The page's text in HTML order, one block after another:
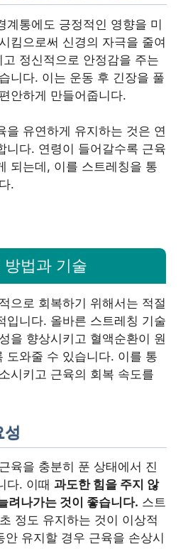
계통에도 긍정적인 영향을 미
킴으로써 신경의 자극을 줄여
정신적으로 안정감을 주는
니다. 이는 운동 후 긴장을 풀
안하게 만들어줍니다.
을 유연하게 유지하는 것은 연
니다. 연령이 들어갈수록 근육
되는데, 이를 스트레칭을 통
.
방법과 기술
으로 회복하기 위해서는 적절
입니다. 올바른 스트레칭 기술
을 향상시키고 혈액순환이 원
도와줄 수 있습니다. 이를 통
시키고 근육의 회복 속도를
성
육을 충분히 푼 상태에서 진
다. 이때 과도한 힘을 주지 않
려나가는 것이 좋습니다. 스트
정도 유지하는 것이 이상적
안 유지할 경우 근육을 손상시